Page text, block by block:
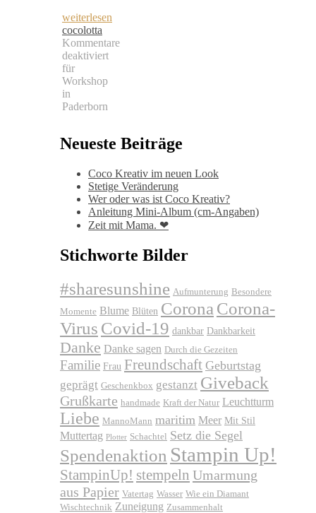
weiterlesen
cocolotta
Kommentare
deaktiviert
für
Workshop
in
Paderborn
Neueste Beiträge
Coco Kreativ im neuen Look
Stetige Veränderung
Wer oder was ist Coco Kreativ?
Anleitung Mini-Album (cm-Angaben)
Zeit mit Mama. ❤
Stichworte Bilder
#sharesunshine Aufmunterung Besondere
Momente Blume Blüten Corona Corona-
Virus Covid-19 dankbar Dankbarkeit
Danke Danke sagen Durch die Gezeiten
Familie Frau Freundschaft Geburtstag
geprägt Geschenkbox gestanzt Giveback
Grußkarte handmade Kraft der Natur Leuchtturm
Liebe MannoMann maritim Meer Mit Stil
Muttertag Plotter Schachtel Setz die Segel
Spendenaktion Stampin Up!
StampinUp! stempeln Umarmung
aus Papier Vatertag Wasser Wie ein Diamant
Wischtechnik Zuneigung Zusammenhalt